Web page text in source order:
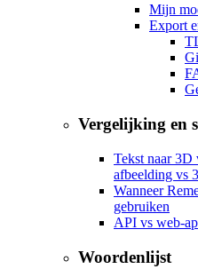
Mijn
Export
Vergelijking en
Tekst naar
afbeelding vs
Wanneer
gebruiken
API vs web-
Woordenlijst